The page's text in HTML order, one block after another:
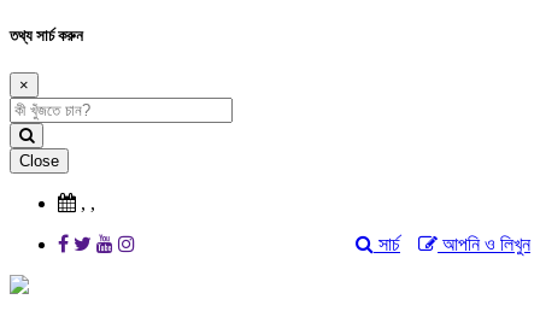
তথ্য সার্চ করুন
×
Close
, ,
আপনি ও লিখুন
সার্চ